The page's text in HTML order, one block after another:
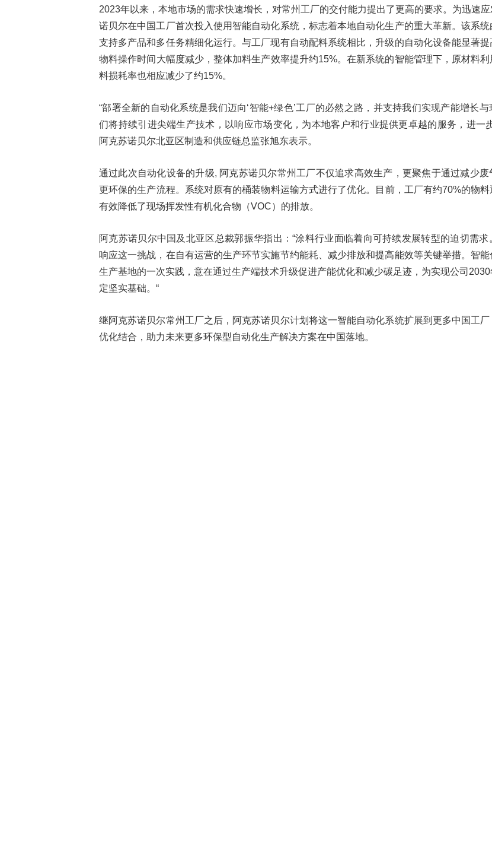
2023年以来，本地市场的需求快速增长，对常州工厂的交付能力提出了更高的要求。为迅速
诺贝尔在中国工厂首次投入使用智能自动化系统，标志着本地自动化生产的重大革新。该系
支持多产品和多任务精细化运行。与工厂现有自动配料系统相比，升级的自动化设备能显著
物料操作时间大幅度减少，整体加料生产效率提升约15%。在新系统的智能管理下，原材料
料损耗率也相应减少了约15%。
“部署全新的自动化系统是我们迈向‘智能+绿色’工厂的必然之路，并支持我们实现产能增长
们将持续引进尖端生产技术，以响应市场变化，为本地客户和行业提供更卓越的服务，进一
阿克苏诺贝尔北亚区制造和供应链总监张旭东表示。
通过此次自动化设备的升级, 阿克苏诺贝尔常州工厂不仅追求高效生产，更聚焦于通过减少
更环保的生产流程。系统对原有的桶装物料运输方式进行了优化。目前，工厂有约70%的物料
有效降低了现场挥发性有机化合物（VOC）的排放。
阿克苏诺贝尔中国及北亚区总裁郭振华指出：“涂料行业面临着向可持续发展转型的迫切需
响应这一挑战，在自有运营的生产环节实施节约能耗、减少排放和提高能效等关键举措。智能
生产基地的一次实践，意在通过生产端技术升级促进产能优化和减少碳足迹，为实现公司
定坚实基础。“
继阿克苏诺贝尔常州工厂之后，阿克苏诺贝尔计划将这一智能自动化系统扩展到更多中国工
优化结合，助力未来更多环保型自动化生产解决方案在中国落地。